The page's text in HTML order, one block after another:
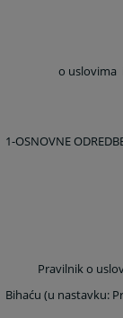
o uslovima
1-OSNOVNE
Pravilnik o
Bihaću (u nastavku: